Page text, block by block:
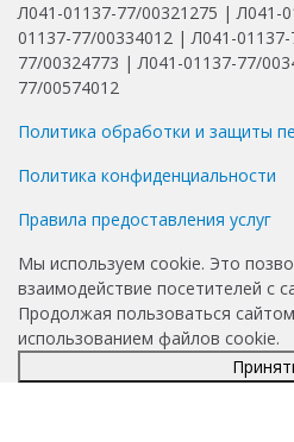
Л041-01137-77/00321275 | Л041-
01137-77/00334012 | Л041-
77/00324773 | Л041-01137-77/
77/00574012
Политика обработки и защиты
Политика конфиденциальности
Правила предоставления услуг
Мы используем cookie. Это
взаимодействие посетителей с
Продолжая пользоваться
использованием файлов cookie.